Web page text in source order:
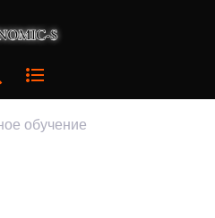
обучение